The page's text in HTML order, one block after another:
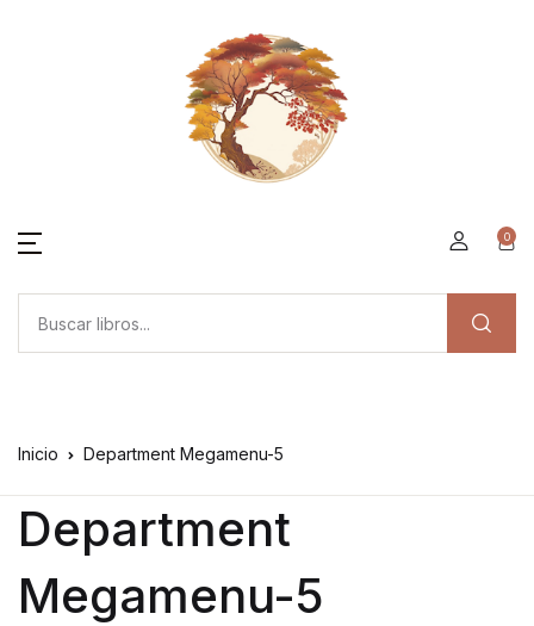
0
Inicio Department Megamenu-5
Department
Megamenu-5